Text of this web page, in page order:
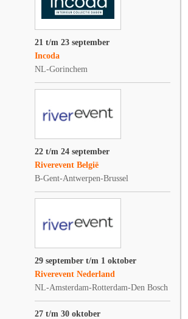
21 t/m 23 september
Incoda
NL-Gorinchem
22 t/m 24 september
Riverevent België
B-Gent-Antwerpen-Brussel
29 september t/m 1 oktober
Riverevent Nederland
NL-Amsterdam-Rotterdam-Den Bosch
27 t/m 30 oktober